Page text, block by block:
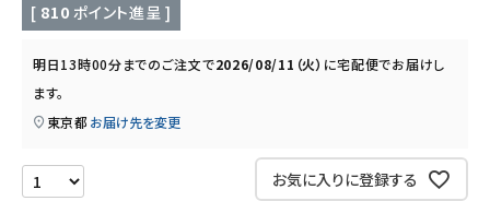
ブランド
定期購入
オリジナルブランド
ナチュラムーン
[ 810 ポイント進呈 ]
明日13時00分までのご注文で2026/08/11（火） に宅配便でお届けし
ます。
東京都 お届け先を変更
お気に入りに登録する